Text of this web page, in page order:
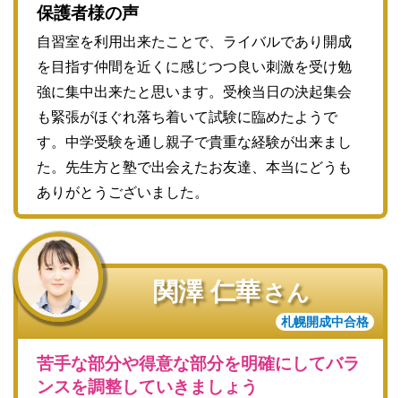
保護者様の声
自習室を利用出来たことで、ライバルであり開成
を目指す仲間を近くに感じつつ良い刺激を受け勉
強に集中出来たと思います。受検当日の決起集会
も緊張がほぐれ落ち着いて試験に臨めたようで
す。中学受験を通し親子で貴重な経験が出来まし
た。先生方と塾で出会えたお友達、本当にどうも
ありがとうございました。
関澤 仁華さん
札幌開成中合格
苦手な部分や得意な部分を明確にしてバラ
ンスを調整していきましょう